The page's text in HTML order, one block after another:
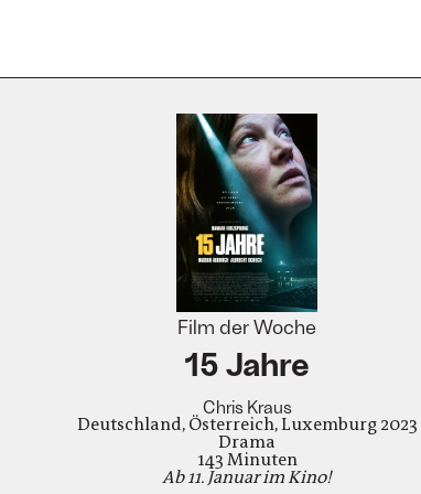
Film der Woche
15 Jahre
Chris Kraus
Deutschland, Österreich, Luxemburg 2023
Drama
143 Minuten
Ab 11. Januar im Kino!